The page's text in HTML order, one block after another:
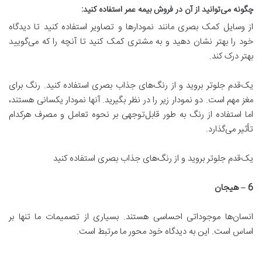
چگونه میتوانید از آن در فروش بیمه عمر استفاده کنید:
از وسایل کمک بصری مانند نمودارها و تصاویر استفاده کنید تا دیدگاه
خود را بهتر نشان دهید و به مشتری کمک کنید تا آنچه را که می‌گویید
بهتر درک کند.
یک‌قدم جلوتر بروید و از رنگ‌های جذاب بصری استفاده کنید. رنگ برای
مغز مهم است. دو نمودار زیر را در نظر بگیرید. آنها نمودار یکسانی هستند،
اما استفاده از رنگ به طور قابل‌توجهی بر نحوه تعامل و مصرف هرکدام
تأثیر می‌گذارد.
یک‌قدم جلوتر بروید و از رنگ‌های جذاب بصری استفاده کنید
6 –
هیجان
انسان‌ها موجوداتی احساسی هستند. بسیاری از تصمیمات ما تنها بر
اساس است. این به دیدگاه خود محور ما مرتبط است.